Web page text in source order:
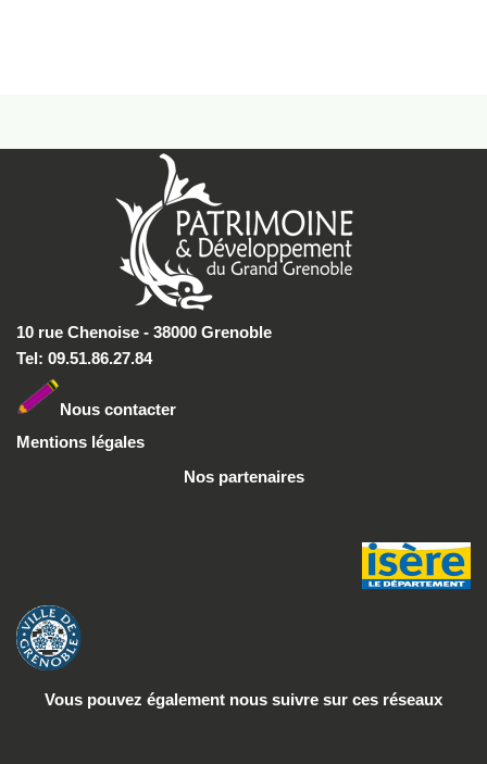
10 rue Chenoise - 38000 Grenoble
Tel: 09.51.86.27.84
Nous contacter
Mentions légales
Nos partenaires
Vous pouvez également nous suivre sur ces réseaux